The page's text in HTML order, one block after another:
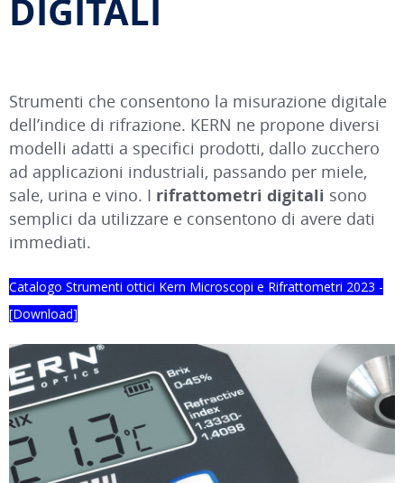
DIGITALI
Strumenti che consentono la misurazione digitale
dell’indice di rifrazione. KERN ne propone diversi
modelli adatti a specifici prodotti, dallo zucchero
ad applicazioni industriali, passando per miele,
sale, urina e vino. I rifrattometri digitali sono
semplici da utilizzare e consentono di avere dati
immediati.
Catalogo Strumenti ottici Kern Microscopi e Rifrattometri 2023 -
[Download]